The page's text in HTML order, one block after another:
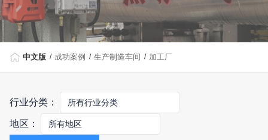
中文版 成功案例 生产制造车间 加工厂
行业分类：
地区：